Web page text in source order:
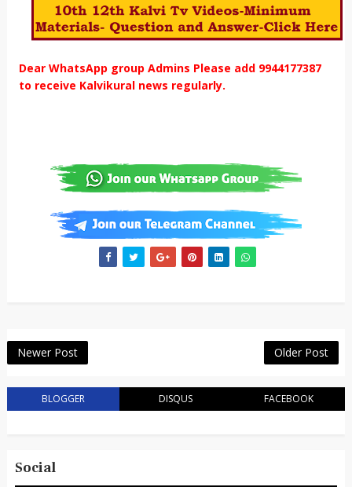
Dear WhatsApp group Admins Please add 9944177387
to receive Kalvikural news regularly.
Newer Post Older Post
BLOGGER DISQUS FACEBOOK
Social